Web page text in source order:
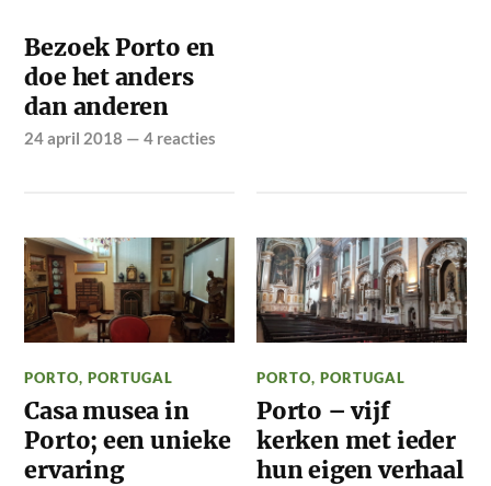
Bezoek Porto en
doe het anders
dan anderen
24 april 2018 —4 reacties
PORTO,PORTUGAL
Casa musea in
Porto; een unieke
ervaring
PORTO,PORTUGAL
Porto – vijf
kerken met ieder
hun eigen verhaal